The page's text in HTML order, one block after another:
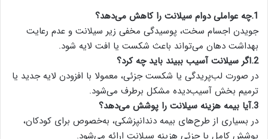
1. چه عواملی دوام سیلانت را کاهش می‌دهد؟
جویدن اجسام سخت، پوسیدگی مخفی زیر سیلانت و عدم رعایت
بهداشت دهان می‌تواند باعث شکست یا افت لایه شود.
2.اگر سیلانت آسیب ببیند باید چه کرد؟
در صورت لب‌پریدگی یا شکست جزئی، معمولا با افزودن لایه جدید یا
ترمیم بخش آسیب‌دیده مشکل برطرف می‌شود.
3.آیا بیمه هزینه سیلانت را پوشش می‌دهد؟
در بسیاری از طرح‌های بیمه دندانپزشکی، به‌خصوص برای کودکان،
پوشش کامل یا جزئی هزینه سیلانت ارائه می‌شود.